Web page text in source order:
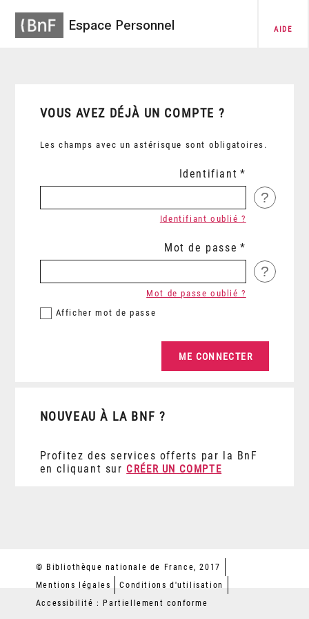
Espace Personnel AIDE
VOUS AVEZ DÉJÀ UN COMPTE ?
Les champs avec un astérisque sont obligatoires.
Identifiant
?
Identifiant oublié ?
Mot de passe
?
Afficher mot de passe
Mot de passe oublié ?
NOUVEAU À LA BNF ?
Profitez des services offerts par la BnF
en cliquant sur CRÉER UN COMPTE
© Bibliothèque nationale de France, 2017
Mentions légales
Conditions d'utilisation
Accessibilité : Partiellement conforme